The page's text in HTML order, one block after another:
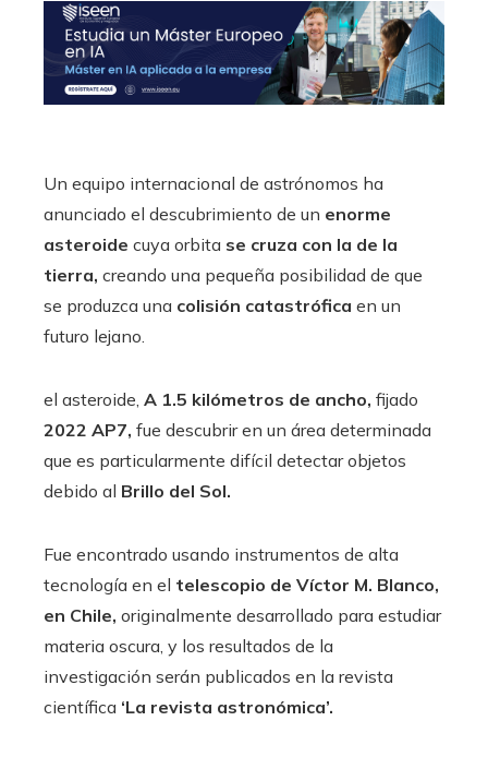
Un equipo internacional de astrónomos ha
anunciado el descubrimiento de un enorme
asteroide cuya orbita se cruza con la de la
tierra, creando una pequeña posibilidad de que
se produzca una colisión catastrófica en un
futuro lejano.
el asteroide, A 1.5 kilómetros de ancho, fijado
2022 AP7, fue descubrir en un área determinada
que es particularmente difícil detectar objetos
debido al Brillo del Sol.
Fue encontrado usando instrumentos de alta
tecnología en el telescopio de Víctor M. Blanco,
en Chile, originalmente desarrollado para estudiar
materia oscura, y los resultados de la
investigación serán publicados en la revista
científica ‘La revista astronómica’.